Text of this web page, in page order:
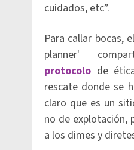
cuidados, etc”.
Para callar bocas,
planner'
protocolo de
rescate donde se
claro que es un
no de explotación,
a los dimes y